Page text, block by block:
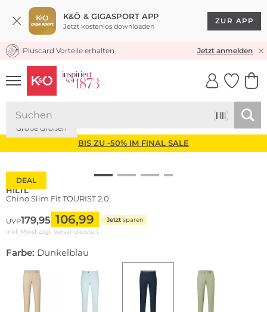
K&Ö & GIGASPORT APP
Jetzt kostenlos downloaden
ZUR APP
KOSTENLOSER VERSAND* & RÜCKVERSAND
Pluscard Vorteile erhalten Jetzt anmelden
UNSERE APP
CLICK &
BIS ZU -50% IM FINAL SALE
DEAL
Große Größen
HILTL
Chino Slim Fit TOURIST 2.0
UVP179,95 106,99 Jetzt sparen
inkl. Mwst zzgl. Versandkosten
Farbe: Dunkelblau